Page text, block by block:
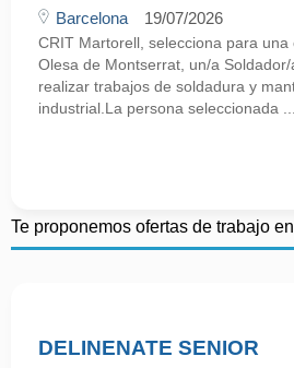
Barcelona 19/07/2026
CRIT Martorell, selecciona para
Olesa de Montserrat, un/a
realizar trabajos de soldadura y
industrial.La persona seleccionada ...
Te proponemos ofertas de trabajo en
DELINENATE SENIOR